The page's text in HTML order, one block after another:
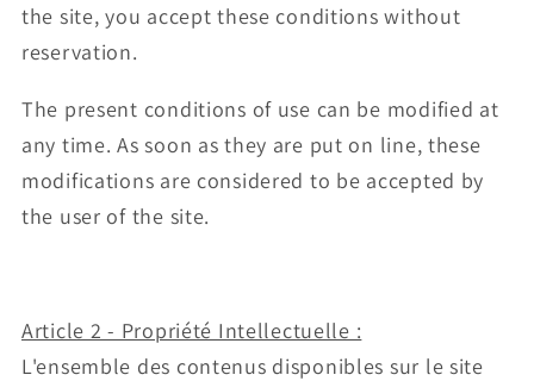
the site, you accept these conditions without
reservation.
The present conditions of use can be modified at
any time. As soon as they are put on line, these
modifications are considered to be accepted by
the user of the site.
Article 2 - Propriété Intellectuelle :
L'ensemble des contenus disponibles sur le site